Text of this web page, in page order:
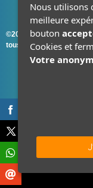
©2026-2027 France
tous droits réservés
Nous utilisons
meilleure
bouton
Cookies et
Votre